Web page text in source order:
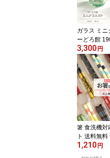
ギフト プレ
り 有限会社
【Frap50】
ガラス ミ
ーどろ館
ス セット グ
オレンジ
敬老 誕生日
物 プレゼン
おしゃれ 上
いどろ ビー
新築 結婚
日 Frap68
3,300 円
箸 食洗機対
ト 送料無
トセット 日
アソート
1,210 円